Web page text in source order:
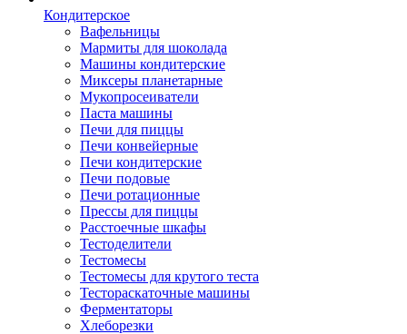
Кондитерское
Вафельницы
Мармиты для шоколада
Машины кондитерские
Миксеры планетарные
Мукопросеиватели
Паста машины
Печи для пиццы
Печи конвейерные
Печи кондитерские
Печи подовые
Печи ротационные
Прессы для пиццы
Расстоечные шкафы
Тестоделители
Тестомесы
Тестомесы для крутого теста
Тестораскаточные машины
Ферментаторы
Хлеборезки